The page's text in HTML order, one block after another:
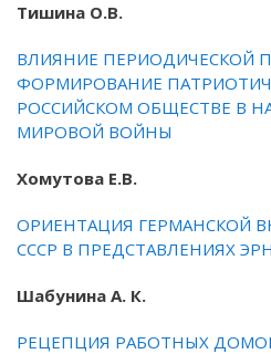
Тишина О.В.
ВЛИЯНИЕ ПЕРИОДИЧЕСКОЙ
ФОРМИРОВАНИЕ
РОССИЙСКОМ ОБЩЕСТВЕ В
МИРОВОЙ ВОЙНЫ
Хомутова Е.В.
ОРИЕНТАЦИЯ ГЕРМАНСКОЙ
СССР В ПРЕДСТАВЛЕНИЯХ
Шабунина А. К.
РЕЦЕПЦИЯ РАБОТНЫХ